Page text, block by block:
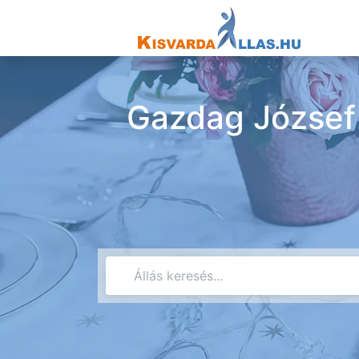
Gazdag